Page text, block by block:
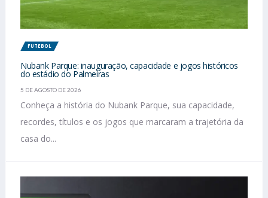
FUTEBOL
Nubank Parque: inauguração, capacidade e jogos históricos
do estádio do Palmeiras
5 DE AGOSTO DE 2026
Conheça a história do Nubank Parque, sua capacidade,
recordes, títulos e os jogos que marcaram a trajetória da
casa do...